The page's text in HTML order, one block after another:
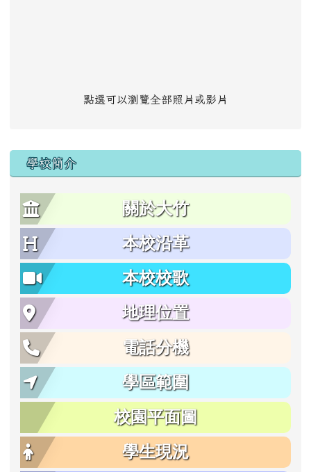
點選可以瀏覽全部照片或影片
學校簡介
關於大竹
本校沿革
本校校歌
地理位置
電話分機
學區範圍
校園平面圖
學生現況